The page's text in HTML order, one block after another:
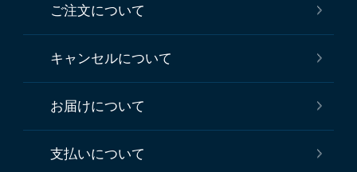
ご注文について
キャンセルについて
お届けについて
支払いについて